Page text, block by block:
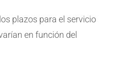
plazos para el servicio
en función del